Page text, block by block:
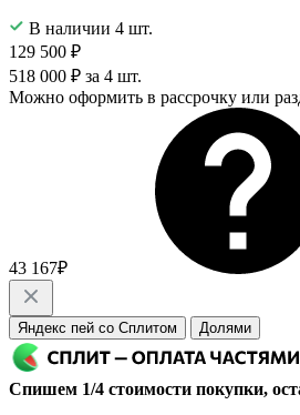
В наличии 4 шт.
129 500 ₽
518 000 ₽ за 4 шт.
Можно оформить в рассрочку или
43 167₽
Яндекс пей со Сплитом Долями
Спишем 1/4 стоимости покупки,